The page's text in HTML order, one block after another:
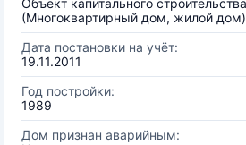
Объект капитального
(Многоквартирный дом, жилой дом)
Дата постановки на учёт:
19.11.2011
Год постройки:
1989
Дом признан аварийным: